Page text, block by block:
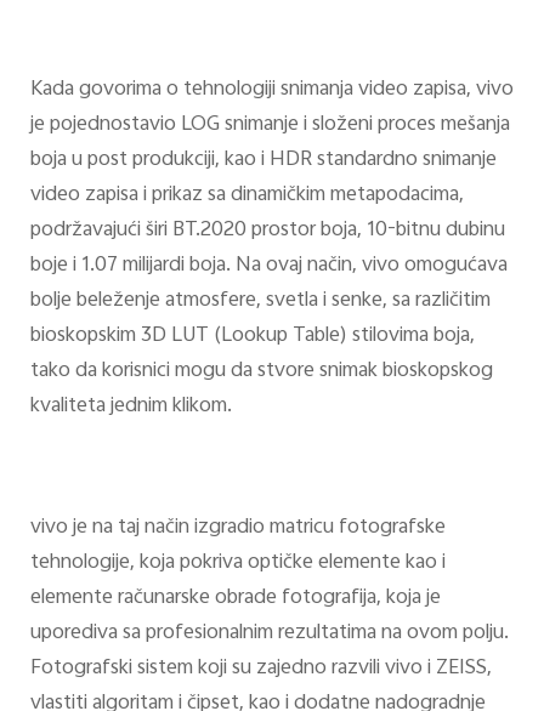
Kada govorima o tehnologiji snimanja video zapisa, vivo
je pojednostavio LOG snimanje i složeni proces mešanja
boja u post produkciji, kao i HDR standardno snimanje
video zapisa i prikaz sa dinamičkim metapodacima,
podržavajući širi BT.2020 prostor boja, 10-bitnu dubinu
boje i 1.07 milijardi boja. Na ovaj način, vivo omogućava
bolje beleženje atmosfere, svetla i senke, sa različitim
bioskopskim 3D LUT (Lookup Table) stilovima boja,
tako da korisnici mogu da stvore snimak bioskopskog
kvaliteta jednim klikom.
vivo je na taj način izgradio matricu fotografske
tehnologije, koja pokriva optičke elemente kao i
elemente računarske obrade fotografija, koja je
uporediva sa profesionalnim rezultatima na ovom polju.
Fotografski sistem koji su zajedno razvili vivo i ZEISS,
vlastiti algoritam i čipset, kao i dodatne nadogradnje